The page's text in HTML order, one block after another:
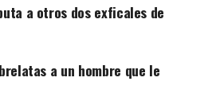
a otros dos exficales de
a un hombre que le